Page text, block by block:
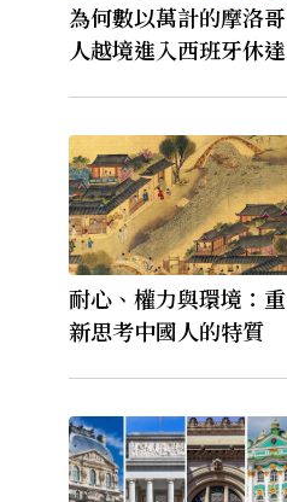
為何數以萬計的摩洛哥
人越境進入西班牙休達
耐心、權力與環境：重
新思考中國人的特質